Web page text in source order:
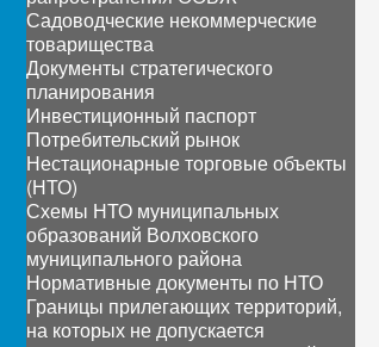
Садоводческие некоммерческие
товарищества
Документы стратегического
планирования
Инвестиционный паспорт
Потребительский рынок
Нестационарные торговые объекты
(НТО)
Схемы НТО муниципальных
образований Волховского
муниципального района
Нормативные документы по НТО
Границы прилегающих территорий,
на которых не допускается